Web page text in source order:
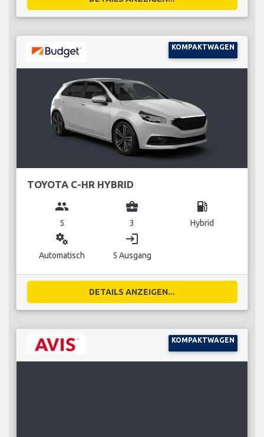
KOMPAKTWAGEN
TOYOTA C-HR HYBRID
group
5
business_center
3
local_gas_station
Hybrid
miscellaneous_services
Automatisch
login
5 Ausgang
DETAILS ANZEIGEN...
KOMPAKTWAGEN